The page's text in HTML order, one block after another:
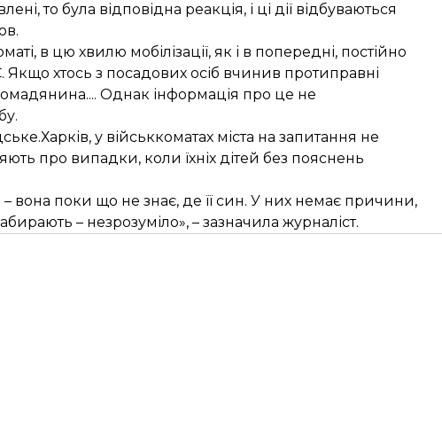
то була відповідна реакція, і ці дії відбуваються
в цю хвилю мобілізації, як і в попередні, постійно
хтось з посадових осіб вчинив протиправні
Однак інформація про це не
у військкоматах міста на запитання не
про випадки, коли їхніх дітей без пояснень
вона поки що не знає, де її син. У них немає причини,
– незрозуміло», – зазначила журналіст.